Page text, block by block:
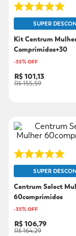
9º
SUPER
Kit Centrum
Comprimidos+30
Comprimidos com
-35% OFF
R$ 101,13
R$ 155,59
SUPER
Centrum Select
60comprimidos
-35% OFF
R$ 106,79
R$ 164,29